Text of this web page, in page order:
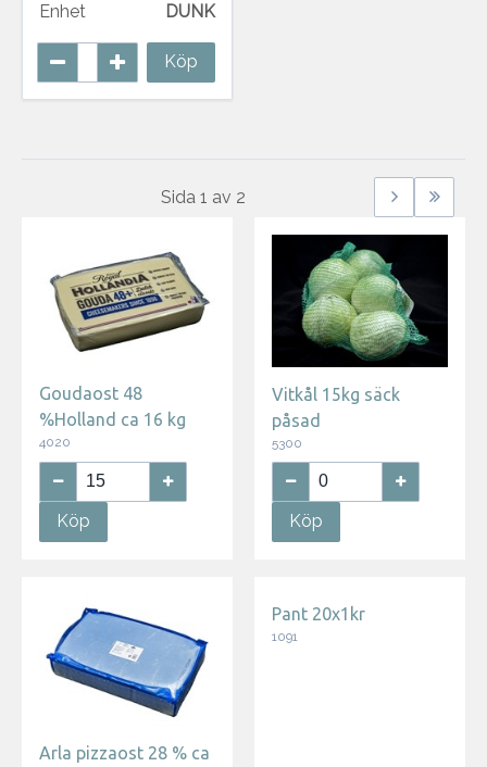
Enhet DUNK
Köp
Sida 1 av 2
Goudaost 48
%Holland ca 16 kg
4020
Köp
Vitkål 15kg säck
påsad
5300
Köp
Arla pizzaost 28 % ca
Pant 20x1kr
1091